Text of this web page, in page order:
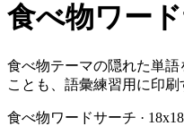
食べ物ワー
食べ物テーマの隠れた単語
ことも、語彙練習用に印刷
食べ物ワードサーチ ·